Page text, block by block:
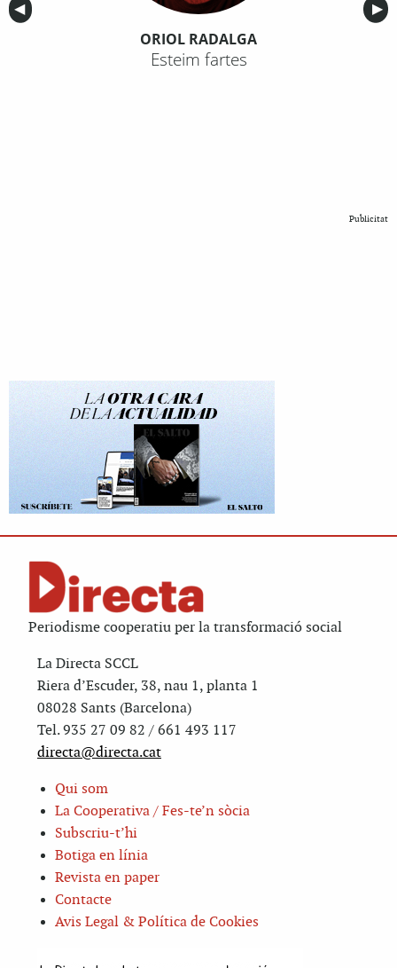
Anterior
◀︎ ▶︎
ORIOL RADALGA
Esteim fartes
Publicitat
Periodisme cooperatiu per la transformació social
La Directa SCCL
Riera d’Escuder, 38, nau 1, planta 1
08028 Sants (Barcelona)
Tel. 935 27 09 82 / 661 493 117
directa@directa.cat
Qui som
La Cooperativa / Fes-te’n sòcia
Subscriu-t’hi
Botiga en línia
Revista en paper
Contacte
Avis Legal & Política de Cookies